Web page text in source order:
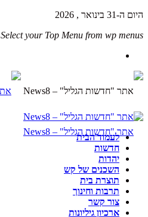
היום ה-31 בינואר , 2026
Select your Top Menu from wp menus
לעמוד הבית
חדשות
יהדות
השכנים של קש
תוצרת בית
תרבות וחינוך
צור קשר
ארכיון גיליונות